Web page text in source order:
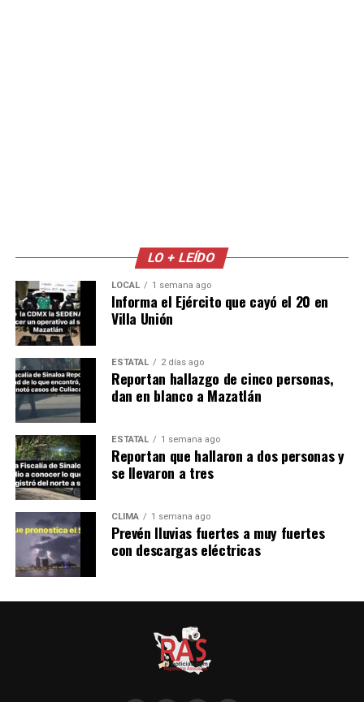
LO + LEÍDO
LOCAL 1 semana ago
Informa el Ejército que cayó el 20 en
Villa Unión
ESTATAL 2 días ago
Reportan hallazgo de cinco personas,
dan en blanco a Mazatlán
ESTATAL 1 semana ago
Reportan que hallaron a dos personas y
se llevaron a tres
CLIMA 1 semana ago
Prevén lluvias fuertes a muy fuertes
con descargas eléctricas